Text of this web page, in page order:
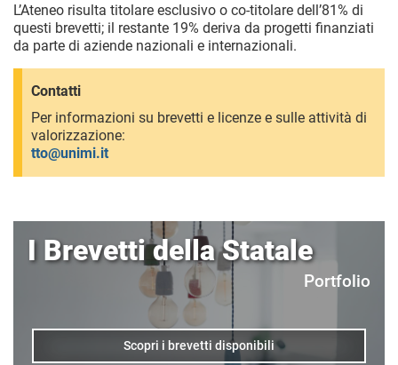
L’Ateneo risulta titolare esclusivo o co-titolare dell’81% di
questi brevetti; il restante 19% deriva da progetti finanziati
da parte di aziende nazionali e internazionali.
Contatti
Per informazioni su brevetti e licenze e sulle attività di
valorizzazione:
tto@unimi.it
I Brevetti della Statale
Portfolio
Scopri i brevetti disponibili